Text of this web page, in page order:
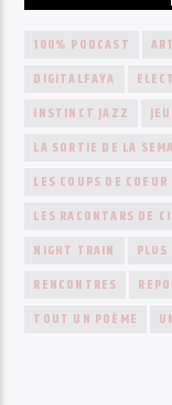
100% PODCAST
DIGITALFAYA
INSTINCT JAZZ
LA SORTIE DE LA
LES COUPS DE
LES RACONTARS DE
NIGHT TRAIN
RENCONTRES
TOUT UN POÈME